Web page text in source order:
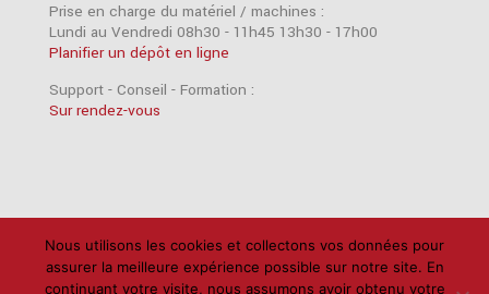
Prise en charge du matériel / machines :
Lundi au Vendredi 08h30 - 11h45 13h30 - 17h00
Planifier un dépôt en ligne
Support - Conseil - Formation :
Sur rendez-vous
Accessoires Imprimantes iPad
iPhone
Mac
Disques durs Logiciels
Nous utilisons les cookies et collectons vos données pour
assurer la meilleure expérience possible sur notre site. En
continuant votre visite, nous assumons avoir obtenu votre